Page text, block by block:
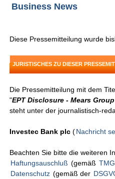
Business News
Diese Pressemitteilung wurde
JURISTISCHES ZU DIESER
Die Pressemitteilung mit dem
"EPT Disclosure - Mears
steht unter der journalistisch-
Investec Bank plc (Nachricht
Beachten Sie bitte die weiteren
Haftungsauschluß (gemäß
Datenschutz (gemäß der